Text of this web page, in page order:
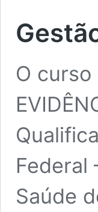
O curso
Federal
Saúde